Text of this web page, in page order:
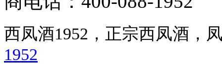
西凤酒1952，正宗西凤酒
1952